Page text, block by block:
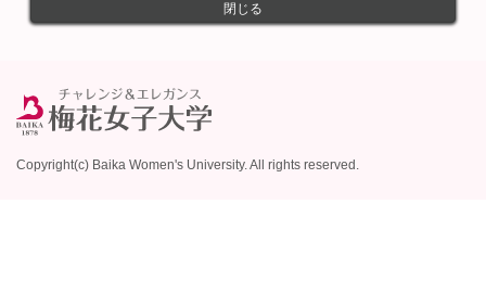
閉じる
Copyright(c) Baika Women's University. All rights reserved.